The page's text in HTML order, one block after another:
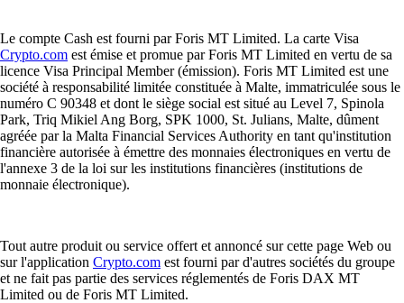
Le compte Cash est fourni par Foris MT Limited. La carte Visa
Crypto.com est émise et promue par Foris MT Limited en vertu de sa
licence Visa Principal Member (émission). Foris MT Limited est une
société à responsabilité limitée constituée à Malte, immatriculée sous le
numéro C 90348 et dont le siège social est situé au Level 7, Spinola
Park, Triq Mikiel Ang Borg, SPK 1000, St. Julians, Malte, dûment
agréée par la Malta Financial Services Authority en tant qu'institution
financière autorisée à émettre des monnaies électroniques en vertu de
l'annexe 3 de la loi sur les institutions financières (institutions de
monnaie électronique).
Tout autre produit ou service offert et annoncé sur cette page Web ou
sur l'application Crypto.com est fourni par d'autres sociétés du groupe
et ne fait pas partie des services réglementés de Foris DAX MT
Limited ou de Foris MT Limited.